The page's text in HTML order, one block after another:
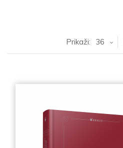
Prikaži: 36